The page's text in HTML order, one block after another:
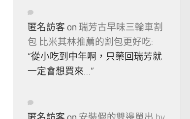
匿名訪客 on 瑞芳古早味三輪車割
包 比米其林推薦的割包更好吃:
“從小吃到中年啊，只藥回瑞芳就
一定會想買來…”